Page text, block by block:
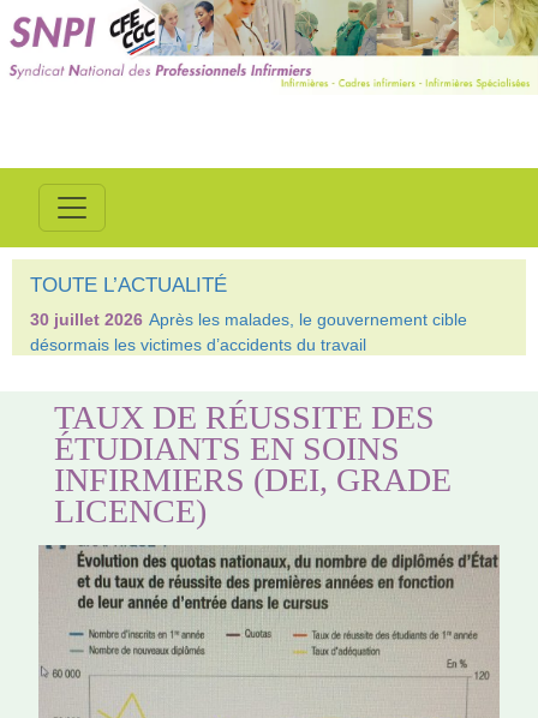
TOUTE L’ACTUALITÉ
30 juillet 2026 Après les malades, le gouvernement cible
désormais les victimes d’accidents du travail
TAUX DE RÉUSSITE DES
ÉTUDIANTS EN SOINS
INFIRMIERS (DEI, GRADE
LICENCE)